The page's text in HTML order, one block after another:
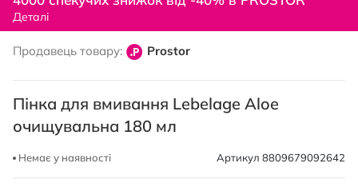
початку
галереї
Деталі
Продавець товару: Prostor
Пінка для вмивання Lebelage Aloe
очищувальна 180 мл
Немає у наявності Артикул 8809679092642